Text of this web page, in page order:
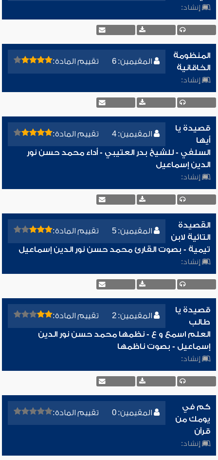
إنشاد:
المقيمين: 6 تقييم المادة:
المنظومة
الخاقانية
إنشاد:
المقيمين: 4 تقييم المادة:
قصيدة يا
أيها
السلفي - للشيخ بدر العتيبي - أداء محمد حسن نور
الدين إسماعيل
إنشاد:
المقيمين: 5 تقييم المادة:
القصيدة
التائية لابن
تيمية - بصوت القارئ محمد حسن نور الدين إسماعيل
إنشاد:
المقيمين: 2 تقييم المادة:
قصيدة يا
طالب
العلم اسمع و ع - نظمها محمد حسن نور الدين
إسماعيل - بصوت ناظمها
إنشاد:
المقيمين: 0 تقييم المادة:
كم في
يومك من
قرآن
إنشاد: